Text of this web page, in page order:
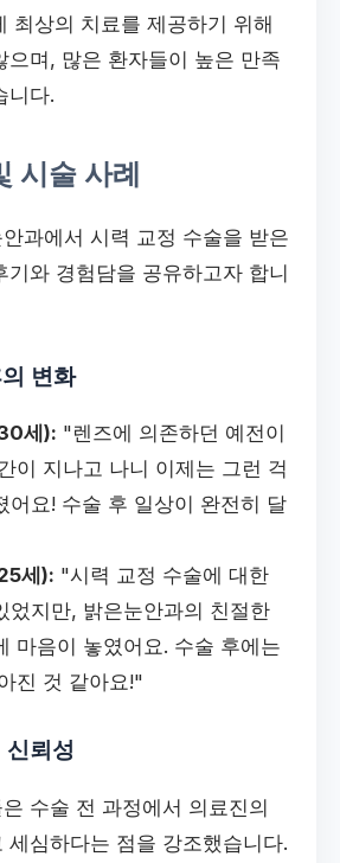
최상의 치료를 제공하기 위해
으며, 많은 환자들이 높은 만족
니다.
시술 사례
과에서 시력 교정 수술을 받은
기와 경험담을 공유하고자 합니
변화
세): "렌즈에 의존하던 예전이
이 지나고 나니 이제는 그런 걱
어요! 수술 후 일상이 완전히 달
세): "시력 교정 수술에 대한
었지만, 밝은눈안과의 친절한
마음이 놓였어요. 수술 후에는
진 것 같아요!"
뢰성
수술 전 과정에서 의료진의
세심하다는 점을 강조했습니다.